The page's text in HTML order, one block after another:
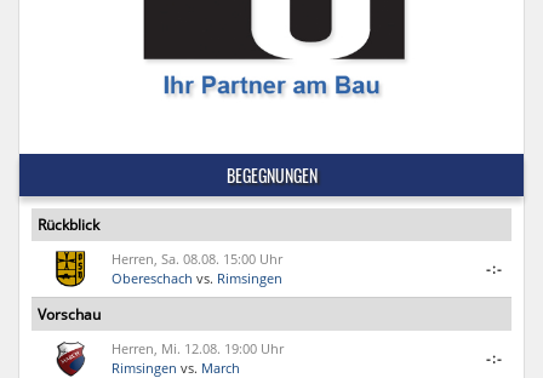
BEGEGNUNGEN
Rückblick
Herren, Sa. 08.08. 15:00 Uhr
Obereschach vs. Rimsingen
-:-
Vorschau
Herren, Mi. 12.08. 19:00 Uhr
Rimsingen vs. March
-:-